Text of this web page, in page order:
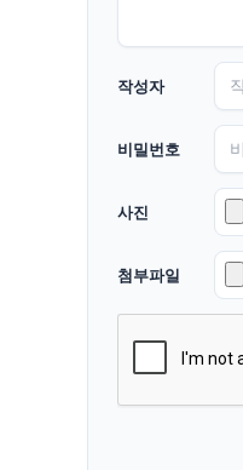
작성자
비밀번호
사진
첨부파일